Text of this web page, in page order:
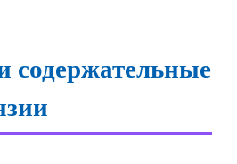
содержательные